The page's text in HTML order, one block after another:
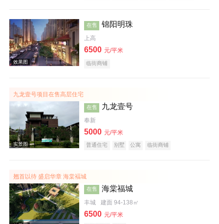
效果图
在售 锦阳明珠
上高
6500 元/平米
临街商铺
九龙壹号项目在售高层住宅
在售 九龙壹号
奉新
5000 元/平米
普通住宅 别墅 公寓 临街商铺
翘首以待 盛启华章 海棠褔城
在售 海棠福城
丰城 建面 94-138㎡
6500 元/平米